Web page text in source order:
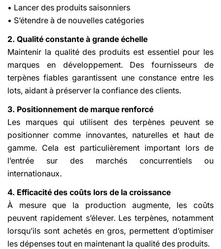
• Lancer des produits saisonniers
• S’étendre à de nouvelles catégories
2. Qualité constante à grande échelle
Maintenir la qualité des produits est essentiel pour les
marques en développement. Des fournisseurs de
terpènes fiables garantissent une constance entre les
lots, aidant à préserver la confiance des clients.
3. Positionnement de marque renforcé
Les marques qui utilisent des terpènes peuvent se
positionner comme innovantes, naturelles et haut de
gamme. Cela est particulièrement important lors de
l’entrée sur des marchés concurrentiels ou
internationaux.
4. Efficacité des coûts lors de la croissance
À mesure que la production augmente, les coûts
peuvent rapidement s’élever. Les terpènes, notamment
lorsqu’ils sont achetés en gros, permettent d’optimiser
les dépenses tout en maintenant la qualité des produits.